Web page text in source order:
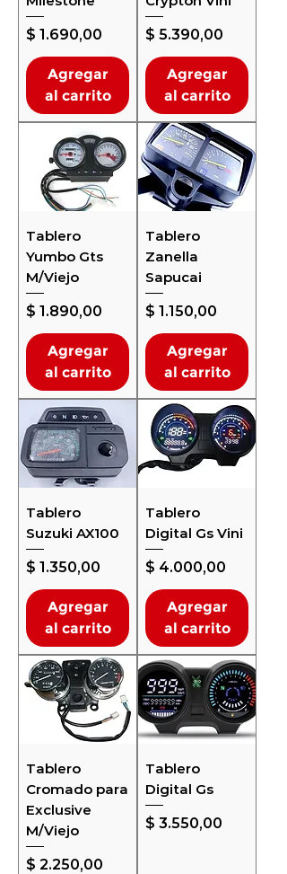
Precio
$ 1.690,00
Agregar
al carrito
Precio
$ 5.390,00
Agregar
al carrito
Tablero
Yumbo Gts
M/Viejo
Precio
$ 1.890,00
Agregar
al carrito
Tablero
Zanella
Sapucai
Precio
$ 1.150,00
Agregar
al carrito
Tablero
Suzuki AX100
Precio
$ 1.350,00
Agregar
al carrito
Tablero
Digital Gs Vini
Precio
$ 4.000,00
Agregar
al carrito
Tablero
Cromado para
Exclusive
M/Viejo
Precio
$ 2.250,00
Tablero
Digital Gs
Precio
$ 3.550,00